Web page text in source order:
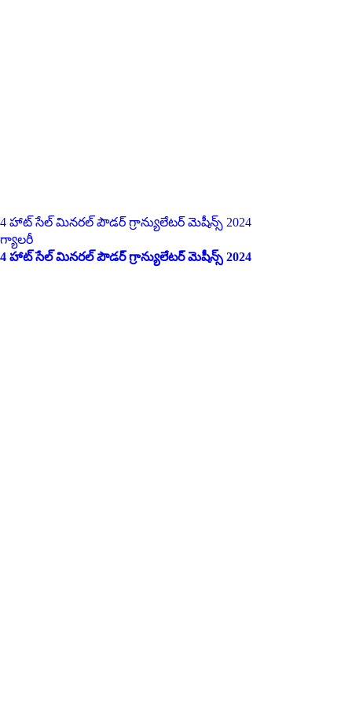
4 హాట్ సేల్ మినరల్ పౌడర్ గ్రాన్యులేటర్ మెషీన్స్ 2024
గ్యాలరీ
4 హాట్ సేల్ మినరల్ పౌడర్ గ్రాన్యులేటర్ మెషీన్స్ 2024